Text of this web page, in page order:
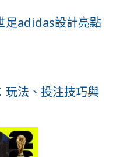
足adidas設計亮點
玩法、投注技巧與